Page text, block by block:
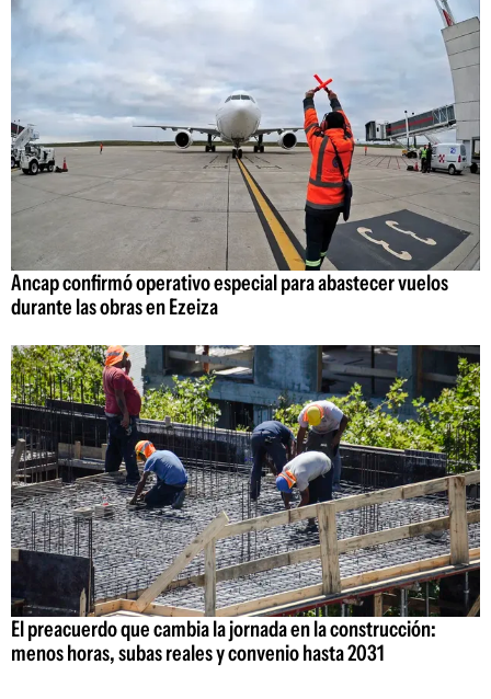
Ancap confirmó operativo especial para abastecer vuelos
durante las obras en Ezeiza
El preacuerdo que cambia la jornada en la construcción:
menos horas, subas reales y convenio hasta 2031